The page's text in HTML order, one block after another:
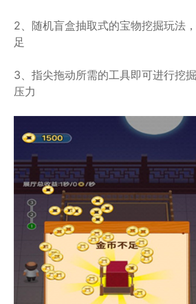
2、随机盲盒抽取式的宝物挖掘玩法
足
3、指尖拖动所需的工具即可进行挖
压力